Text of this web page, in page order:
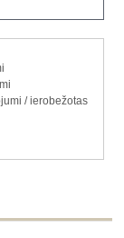
/ ierobežotas